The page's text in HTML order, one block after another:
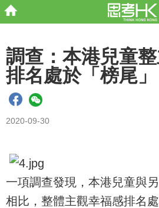
調查：本港兒童
排名處於「榜尾」
2020-09-30
一項調查發現，本港兒童與
相比，整體主觀幸福感排名